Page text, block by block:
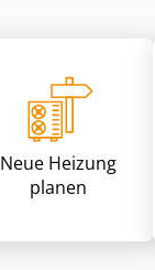
Neue Heizung
planen